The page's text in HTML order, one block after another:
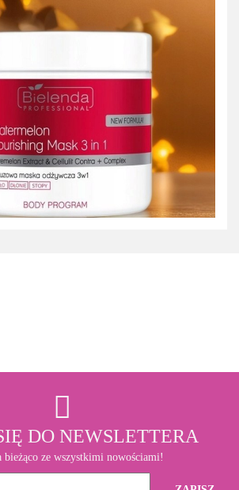
DO NEWSLETTERA
bieżąco ze wszystkimi nowościami!